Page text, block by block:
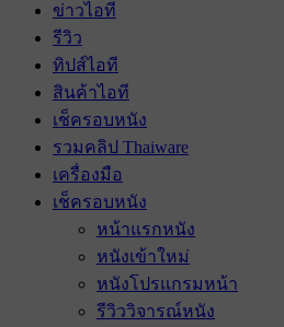
ข่าวไอที
รีวิว
ทิปส์ไอที
สินค้าไอที
เช็ครอบหนัง
รวมคลิป Thaiware
เครื่องมือ
เช็ครอบหนัง
หน้าแรกหนัง
หนังเข้าใหม่
หนังโปรแกรมหน้า
รีวิววิจารณ์หนัง